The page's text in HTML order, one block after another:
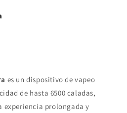
es un dispositivo de vapeo
de hasta 6500 caladas,
experiencia prolongada y